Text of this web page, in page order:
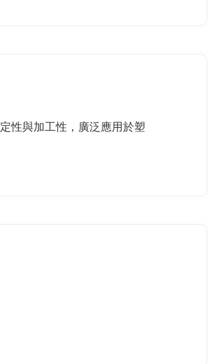
性與加工性，廣泛應用於塑